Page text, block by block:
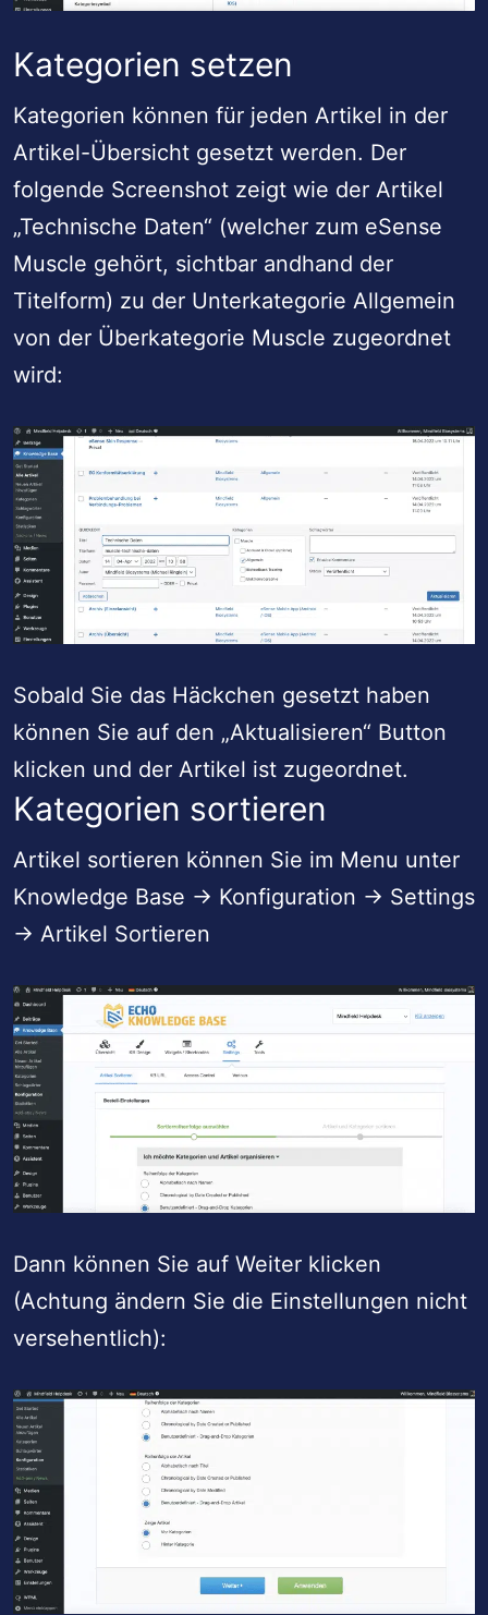
Kategorien setzen
Kategorien können für jeden Artikel in der
Artikel-Übersicht gesetzt werden. Der
folgende Screenshot zeigt wie der Artikel
„Technische Daten“ (welcher zum eSense
Muscle gehört, sichtbar andhand der
Titelform) zu der Unterkategorie Allgemein
von der Überkategorie Muscle zugeordnet
wird:
Sobald Sie das Häckchen gesetzt haben
können Sie auf den „Aktualisieren“ Button
klicken und der Artikel ist zugeordnet.
Kategorien sortieren
Artikel sortieren können Sie im Menu unter
Knowledge Base -> Konfiguration -> Settings
-> Artikel Sortieren
Dann können Sie auf Weiter klicken
(Achtung ändern Sie die Einstellungen nicht
versehentlich):